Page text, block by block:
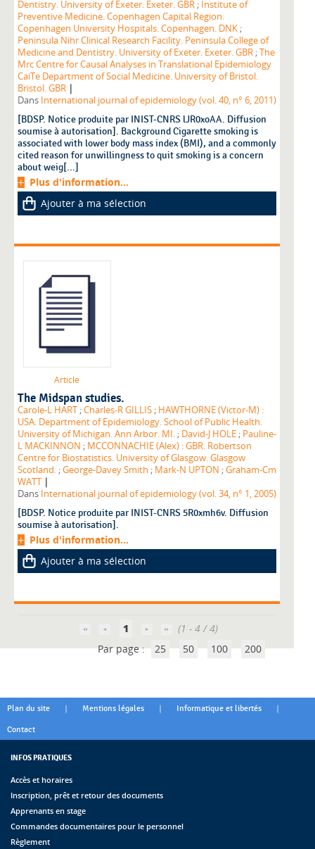
Dentistry. University of Exeter. Exeter. GBR ; Institute of
Preventive Medicine. Copenhagen Capital Region.
Copenhagen University Hospitals. Copenhagen. DNK ;
Peninsula Nihr Clinical Research Facility. Peninsula College of
Medicine and Dentistry. University of Exeter. Exeter. GBR ;The
Mrc Centre for Causal Analyses in Translational Epidemiology
CaiTe Department of Social Medicine. University of Bristol.
Bristol. GBR |
Dans International journal of epidemiology (vol. 40, n° 6, 2011)
[BDSP. Notice produite par INIST-CNRS lJR0xoAA. Diffusion
soumise à autorisation]. Background Cigarette smoking is
associated with lower body mass index (BMI), and a commonly
cited reason for unwillingness to quit smoking is a concern
about weig[...]
Plus d'information...
Ajouter à ma sélection
Article
The Midspan studies.
Carole-L HART ;Charles-R GILLIS ; HAWTHORNE (Victor-M) :
USA. Department of Epidemiology. School of Public Health.
University of Michigan. Ann Arbor. MI. ; David-J HOLE ; Pauline-
L MACKINNON ; MCCONNACHIE (Alex) : GBR. Robertson
Centre for Biostatistics. University of Glasgow. Glasgow
Scotland. ;George-Davey Smith ; Mark-N UPTON ;Graham-Cm
WATT |
Dans International journal of epidemiology (vol. 34, n° 1, 2005)
[BDSP. Notice produite par INIST-CNRS 5R0xmh6v. Diffusion
soumise à autorisation].
Plus d'information...
Ajouter à ma sélection
1
(1 - 4 / 4)
Par page : 25 50 100 200
Plan du site | Mentions légales | Informatique et libertés |
Contact
INFOS PRATIQUES
Accès et horaires
Inscription, prêt et retour des documents
Apprenants en stage
Commandes documentaires pour le personnel
Règlement